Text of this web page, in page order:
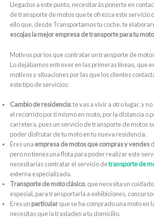
Llegados a este punto, necesitarás ponerte en
de transporte de motos que te ofrezca este servicio
ello que, desde Transportamos tu coche, te
escojas la mejor empresa de transporte para tu moto
Motivos por los que contratar un transporte de
Lo dejábamos entrever en las primeras líneas, que
motivos y situaciones por las que los clientes
este tipo de servicios:
Cambio de residencia: te vas a vivir a otro lugar, y
el recorrido por ti mismo en moto, por la distancia o
carretera, pues un servicio de transporte de motos
poder disfrutar de tu moto en tu nueva residencia.
Eres una empresa de motos que compras y vendes
pero no tienes una flota para poder realizar este
necesitarías contratar el servicio detransporte de
externa especializada.
Transporte de moto clásico, que necesita un
especial, para transportarla a exhibiciones,
Eres un particularque se ha comprado una moto en
necesitas que la trasladen a tu domicilio.